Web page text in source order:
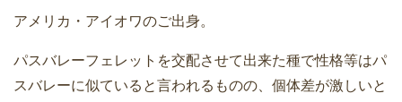
アメリカ・アイオワのご出身。
パスバレーフェレットを交配させて出来た種で性格等はパ
スバレーに似ていると言われるものの、個体差が激しいと